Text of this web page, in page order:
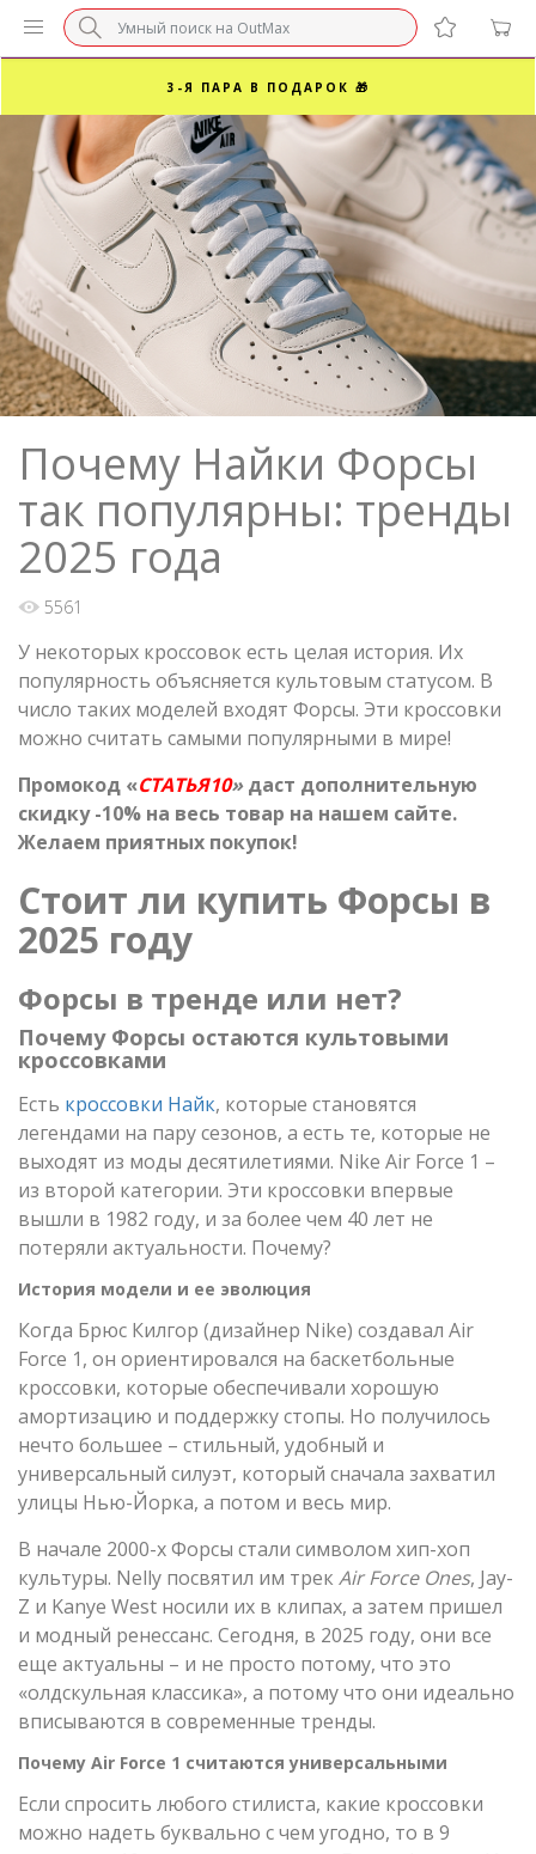
БЕЗ НАЦЕНКИ МАРКЕТПЛЕЙСОВ ⚡ ВАШ РАЗМЕР
3-Я ПАРА В ПОДАРОК 🎁
ПОСЛЕДНИЕ РАЗМЕРЫ ОТ 1500₽⚡️
СУПЕРАКЦИЯ 🔥 2-Я ПАРА -50%
Почему Найки Форсы
так популярны: тренды
2025 года
5561
У некоторых кроссовок есть целая история. Их
популярность объясняется культовым статусом. В
число таких моделей входят Форсы. Эти кроссовки
можно считать самыми популярными в мире!
Промокод «СТАТЬЯ10»даст дополнительную
скидку -10% на весь товар на нашем сайте.
Желаем приятных покупок!
Стоит ли купить Форсы в
2025 году
Форсы в тренде или нет?
Почему Форсы остаются культовыми
кроссовками
Есть кроссовки Найк, которые становятся
легендами на пару сезонов, а есть те, которые не
выходят из моды десятилетиями. Nike Air Force 1 –
из второй категории. Эти кроссовки впервые
вышли в 1982 году, и за более чем 40 лет не
потеряли актуальности. Почему?
История модели и ее эволюция
Когда Брюс Килгор (дизайнер Nike) создавал Air
Force 1, он ориентировался на баскетбольные
кроссовки, которые обеспечивали хорошую
амортизацию и поддержку стопы. Но получилось
нечто большее – стильный, удобный и
универсальный силуэт, который сначала захватил
улицы Нью-Йорка, а потом и весь мир.
В начале 2000-х Форсы стали символом хип-хоп
культуры. Nelly посвятил им трек Air Force Ones, Jay-
Z и Kanye West носили их в клипах, а затем пришел
и модный ренессанс. Сегодня, в 2025 году, они все
еще актуальны – и не просто потому, что это
«олдскульная классика», а потому что они идеально
вписываются в современные тренды.
Почему Air Force 1 считаются универсальными
Если спросить любого стилиста, какие кроссовки
можно надеть буквально с чем угодно, то в 9